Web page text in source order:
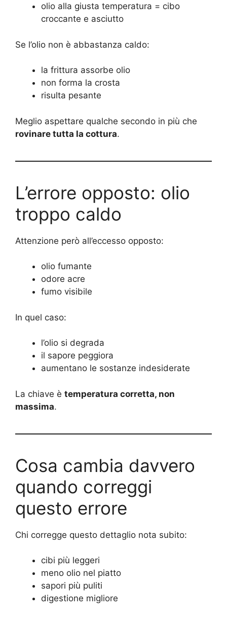
olio alla giusta temperatura = cibo
croccante e asciutto
Se l’olio non è abbastanza caldo:
la frittura assorbe olio
non forma la crosta
risulta pesante
Meglio aspettare qualche secondo in più che
rovinare tutta la cottura.
L’errore opposto: olio
troppo caldo
Attenzione però all’eccesso opposto:
olio fumante
odore acre
fumo visibile
In quel caso:
l’olio si degrada
il sapore peggiora
aumentano le sostanze indesiderate
La chiave è temperatura corretta, non
massima.
Cosa cambia davvero
quando correggi
questo errore
Chi corregge questo dettaglio nota subito:
cibi più leggeri
meno olio nel piatto
sapori più puliti
digestione migliore